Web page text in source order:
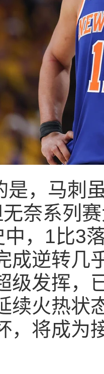
是，马刺
奈系列
，1比3
成逆转几
级发挥，
续火热状
，将成为